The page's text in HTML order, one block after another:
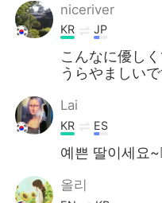
niceriver
KR JP
こんなに優し
うらやましい
Lai
KR ES
예쁜 딸이세요
올리